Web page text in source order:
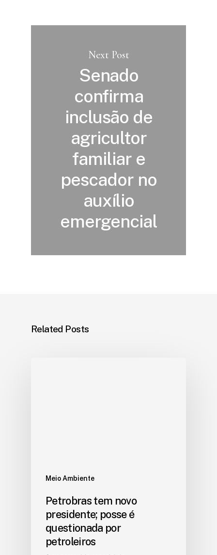
Next Post
Senado
confirma
inclusão de
agricultor
familiar e
pescador no
auxílio
emergencial
Related Posts
Meio Ambiente
Petrobras tem novo
presidente; posse é
questionada por
petroleiros